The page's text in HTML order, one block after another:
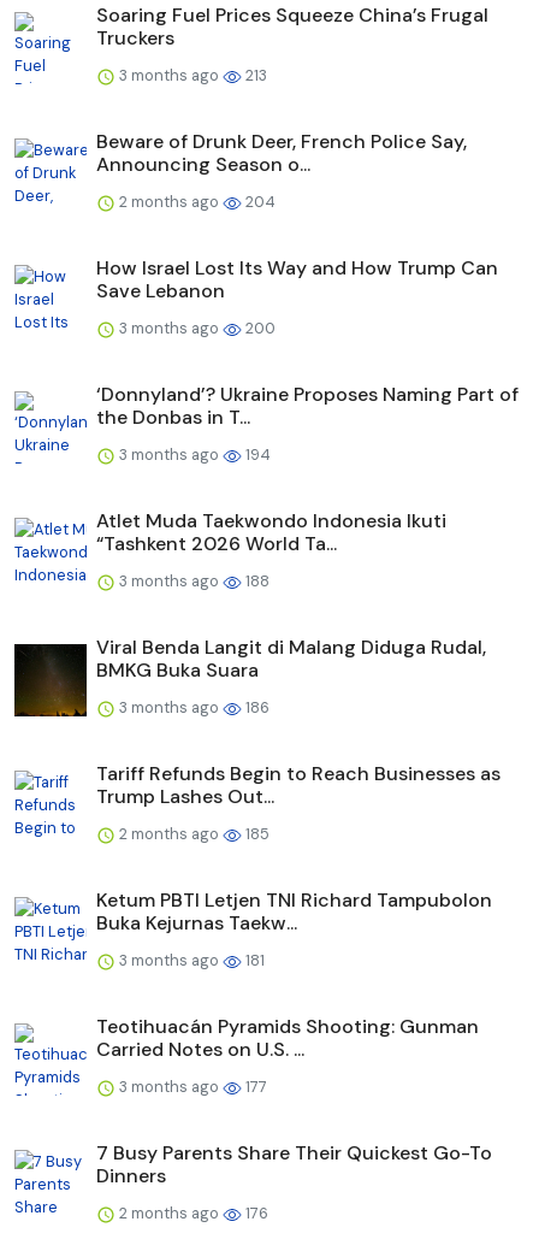
Soaring Fuel Prices Squeeze China’s Frugal
Truckers
3 months ago 213
Beware of Drunk Deer, French Police Say,
Announcing Season o...
2 months ago 204
How Israel Lost Its Way and How Trump Can
Save Lebanon
3 months ago 200
‘Donnyland’? Ukraine Proposes Naming Part of
the Donbas in T...
3 months ago 194
Atlet Muda Taekwondo Indonesia Ikuti
“Tashkent 2026 World Ta...
3 months ago 188
Viral Benda Langit di Malang Diduga Rudal,
BMKG Buka Suara
3 months ago 186
Tariff Refunds Begin to Reach Businesses as
Trump Lashes Out...
2 months ago 185
Ketum PBTI Letjen TNI Richard Tampubolon
Buka Kejurnas Taekw...
3 months ago 181
Teotihuacán Pyramids Shooting: Gunman
Carried Notes on U.S. ...
3 months ago 177
7 Busy Parents Share Their Quickest Go-To
Dinners
2 months ago 176